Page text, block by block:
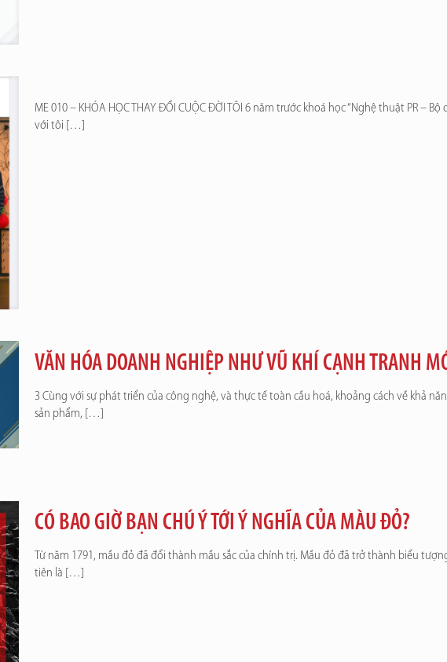
ME 010 – KHÓA HỌC THAY ĐỔI CUỘC ĐỜI TÔI 6 năm trước khoá học “Nghệ thuật PR – Bộ
với tôi […]
VĂN HÓA DOANH NGHIỆP NHƯ VŨ KHÍ CẠNH TRANH
3 Cùng với sự phát triển của công nghệ, và thực tế toàn cầu hoá, khoảng cách về khả
sản phẩm, […]
CÓ BAO GIỜ BẠN CHÚ Ý TỚI Ý NGHĨA CỦA MÀU ĐỎ?
Từ năm 1791, mầu đỏ đã đổi thành mầu sắc của chính trị. Mầu đỏ đã trở thành biểu
tiên là […]